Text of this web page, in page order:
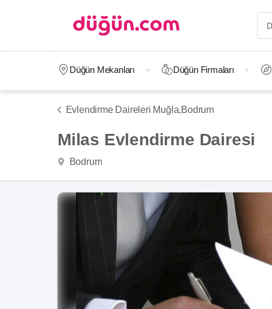
Düğün Mekanları Düğün Firmaları
Evlendirme Daireleri Muğla,Bodrum
Milas Evlendirme Dairesi
Bodrum